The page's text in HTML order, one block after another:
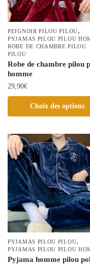
sur
la
page
du
produit
PEIGNOIR PILOU PILOU,
PYJAMAS PILOU PILOU
ROBE DE CHAMBRE PILOU
PILOU
Robe de chambre pilou
homme
29,90€
Choix des options
produit
plusieurs
variations.
Les
options
peuvent
être
choisies
sur
la
page
du
PYJAMAS PILOU PILOU,
PYJAMAS PILOU PILOU
Pyjama homme pilou